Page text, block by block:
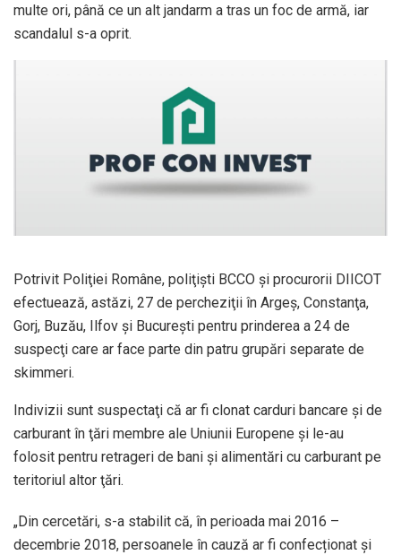
multe ori, până ce un alt jandarm a tras un foc de armă, iar
scandalul s-a oprit.
Potrivit Poliţiei Române, poliţişti BCCO şi procurorii DIICOT
efectuează, astăzi, 27 de percheziţii în Argeş, Constanţa,
Gorj, Buzău, Ilfov şi Bucureşti pentru prinderea a 24 de
suspecţi care ar face parte din patru grupări separate de
skimmeri.
Indivizii sunt suspectaţi că ar fi clonat carduri bancare şi de
carburant în ţări membre ale Uniunii Europene şi le-au
folosit pentru retrageri de bani şi alimentări cu carburant pe
teritoriul altor ţări.
„Din cercetări, s-a stabilit că, în perioada mai 2016 –
decembrie 2018, persoanele în cauză ar fi confecționat și